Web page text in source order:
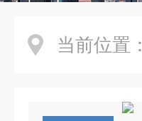
当前位置：